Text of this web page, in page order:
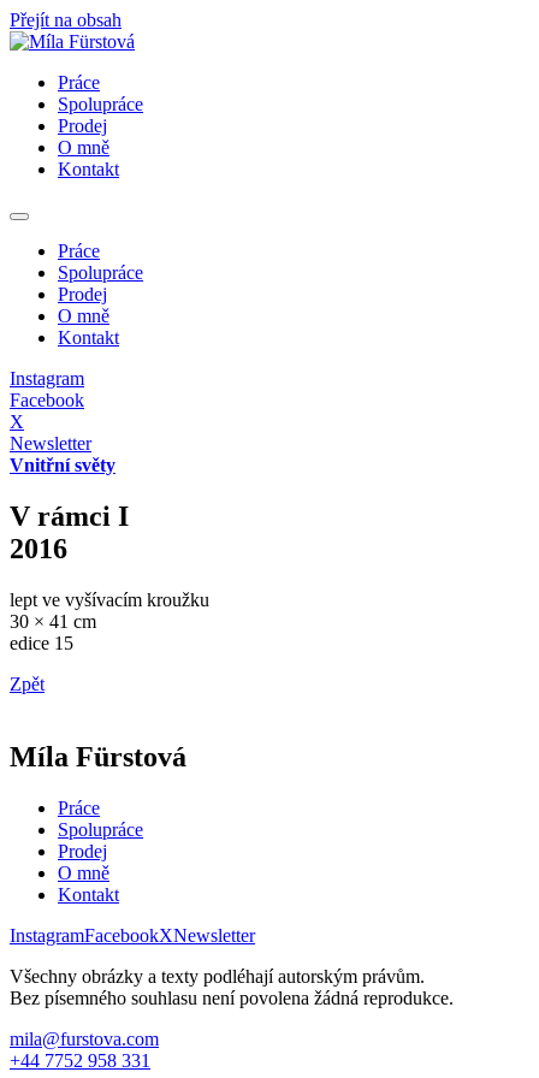
Přejít na obsah
Práce
Spolupráce
Prodej
O mně
Kontakt
Práce
Spolupráce
Prodej
O mně
Kontakt
Instagram
Facebook
X
Newsletter
Vnitřní světy
V rámci I
2016
lept ve vyšívacím kroužku
30 × 41 cm
edice 15
Zpět
Míla Fürstová
Práce
Spolupráce
Prodej
O mně
Kontakt
InstagramFacebookXNewsletter
Všechny obrázky a texty podléhají autorským právům.
Bez písemného souhlasu není povolena žádná reprodukce.
mila@furstova.com
+44 7752 958 331